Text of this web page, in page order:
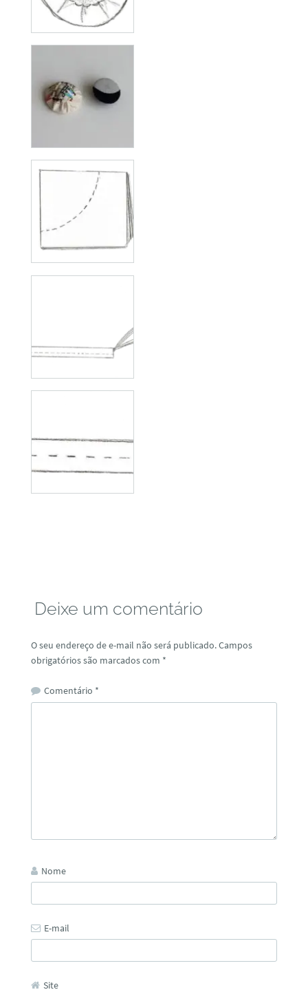
Deixe um comentário
O seu endereço de e-mail não será publicado.Campos
obrigatórios são marcados com *
Comentário *
Nome
E-mail
Site